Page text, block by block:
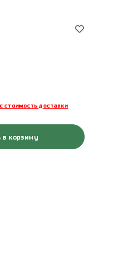
стоимость доставки
в корзину